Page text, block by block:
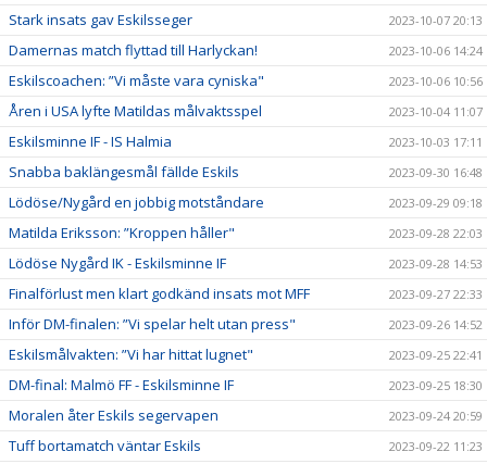
Stark insats gav Eskilsseger 2023-10-07 20:13
Damernas match flyttad till Harlyckan! 2023-10-06 14:24
Eskilscoachen: ”Vi måste vara cyniska" 2023-10-06 10:56
Åren i USA lyfte Matildas målvaktsspel 2023-10-04 11:07
Eskilsminne IF - IS Halmia 2023-10-03 17:11
Snabba baklängesmål fällde Eskils 2023-09-30 16:48
Lödöse/Nygård en jobbig motståndare 2023-09-29 09:18
Matilda Eriksson: ”Kroppen håller" 2023-09-28 22:03
Lödöse Nygård IK - Eskilsminne IF 2023-09-28 14:53
Finalförlust men klart godkänd insats mot MFF 2023-09-27 22:33
Inför DM-finalen: ”Vi spelar helt utan press" 2023-09-26 14:52
Eskilsmålvakten: ”Vi har hittat lugnet" 2023-09-25 22:41
DM-final: Malmö FF - Eskilsminne IF 2023-09-25 18:30
Moralen åter Eskils segervapen 2023-09-24 20:59
Tuff bortamatch väntar Eskils 2023-09-22 11:23